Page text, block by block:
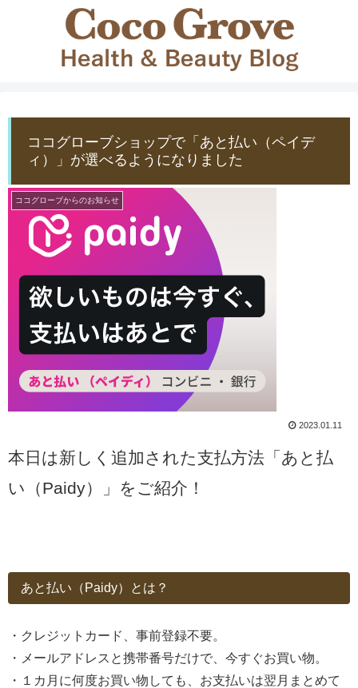
ココグローブショップで「あと払い（ペイデ
ィ）」が選べるようになりました
ココグローブからのお知らせ
2023.01.11
本日は新しく追加された支払方法「あと払
い（Paidy）」をご紹介！
あと払い（Paidy）とは？
・クレジットカード、事前登録不要。
・メールアドレスと携帯番号だけで、今すぐお買い物。
・１カ月に何度お買い物しても、お支払いは翌月まとめて